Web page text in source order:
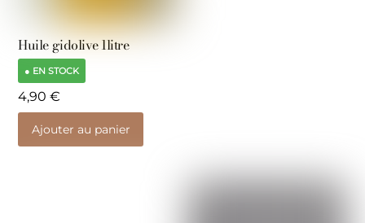
Huile gidolive 1litre
● EN STOCK
4,90€
Ajouter au panier